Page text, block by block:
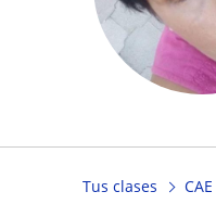
Tus clases